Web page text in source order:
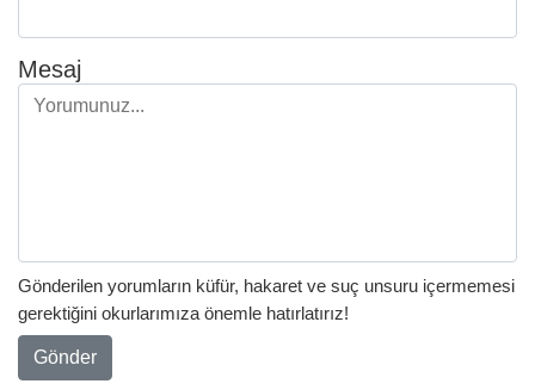
Mesaj
Gönderilen yorumların küfür, hakaret ve suç unsuru içermemesi
gerektiğini okurlarımıza önemle hatırlatırız!
Gönder